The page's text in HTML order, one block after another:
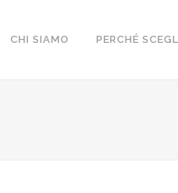
CHI SIAMO PERCHÉ